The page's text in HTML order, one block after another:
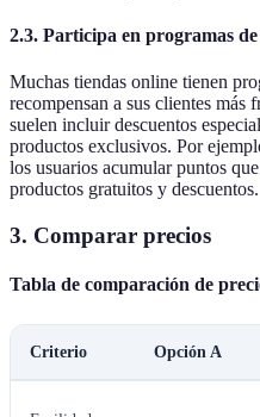
2.3. Participa en programas
Muchas tiendas online tienen
recompensan a sus clientes más
suelen incluir descuentos
productos exclusivos. Por
los usuarios acumular puntos
productos gratuitos y descuentos.
3. Comparar precios
Tabla de comparación de
Criterio Opción A